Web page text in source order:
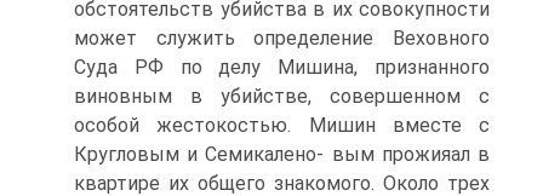
обстоятельств убийства в их совокупности
может служить определение Веховного
Суда РФ по делу Мишина, признанного
виновным в убийстве, совершенном с
особой жестокостью. Мишин вместе с
Кругловым и Семикалено- вым прожияал в
квартире их общего знакомого. Около трех